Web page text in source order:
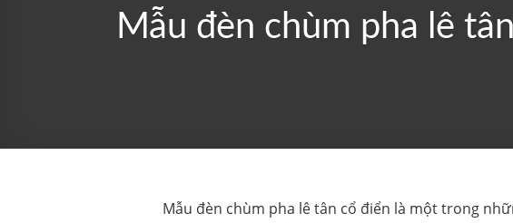
Mẫu đèn chùm pha lê
Mẫu đèn chùm pha lê tân cổ điển là một trong